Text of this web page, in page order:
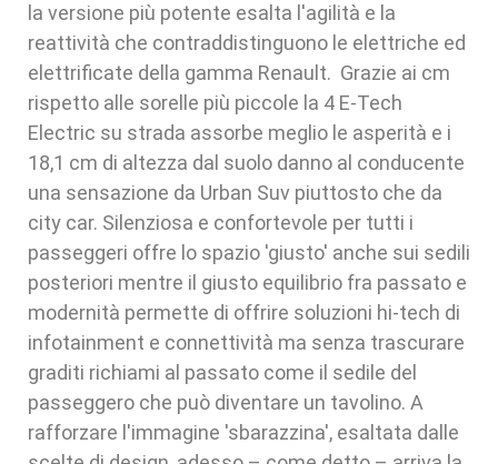
la versione più potente esalta l'agilità e la
reattività che contraddistinguono le elettriche ed
elettrificate della gamma Renault. Grazie ai cm
rispetto alle sorelle più piccole la 4 E-Tech
Electric su strada assorbe meglio le asperità e i
18,1 cm di altezza dal suolo danno al conducente
una sensazione da Urban Suv piuttosto che da
city car. Silenziosa e confortevole per tutti i
passeggeri offre lo spazio 'giusto' anche sui sedili
posteriori mentre il giusto equilibrio fra passato e
modernità permette di offrire soluzioni hi-tech di
infotainment e connettività ma senza trascurare
graditi richiami al passato come il sedile del
passeggero che può diventare un tavolino. A
rafforzare l'immagine 'sbarazzina', esaltata dalle